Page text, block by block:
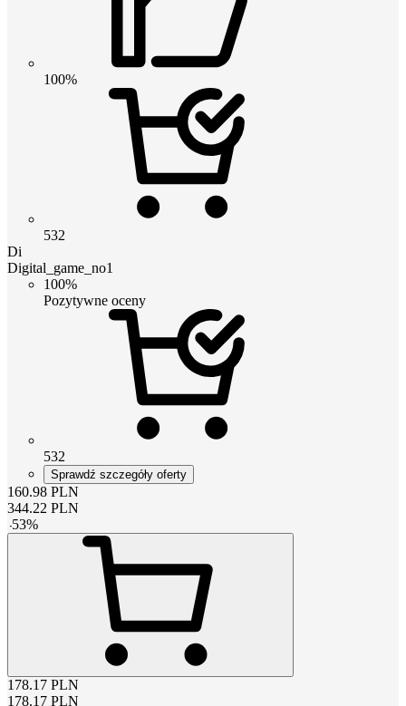
100%
532
Di
Digital_game_no1
100%
Pozytywne oceny
532
Sprawdź szczegóły oferty
160.98 PLN
344.22 PLN
-53%
178.17 PLN
178.17 PLN